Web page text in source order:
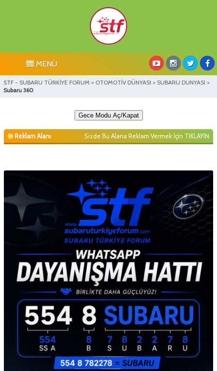
MENÜ
STF - SUBARU TÜRKİYE FORUM > OTOMOTİV DÜNYASI > SUBARU DUNYASI >
Subaru 360
Gece Modu Aç/Kapat
Reklam Alanı Sizde Bu Alana Reklam Vermek İçin TIKLAYIN